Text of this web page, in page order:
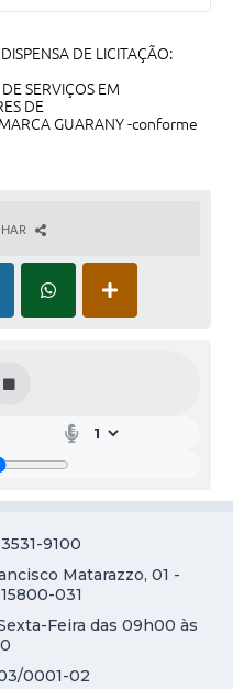
DE LICITAÇÃO:
SERVIÇOS EM
DE
GUARANY -conforme
9100
Matarazzo, 01 -
031
Feira das 09h00 às
0001-02